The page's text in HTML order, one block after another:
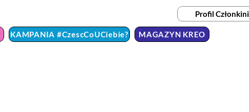
KAMPANIA #CzescCoUCiebie?
Profil Członkini
MAGAZYN KREO